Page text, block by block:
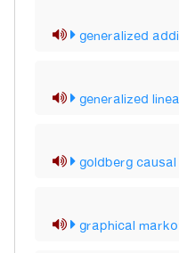
generalized
generalized
goldberg
graphical